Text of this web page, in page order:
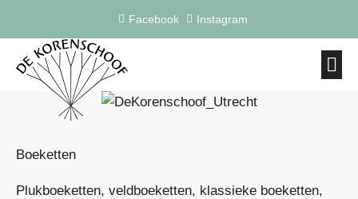
inhoud
Facebook Instagram
Boeketten
Plukboeketten, veldboeketten, klassieke boeketten,